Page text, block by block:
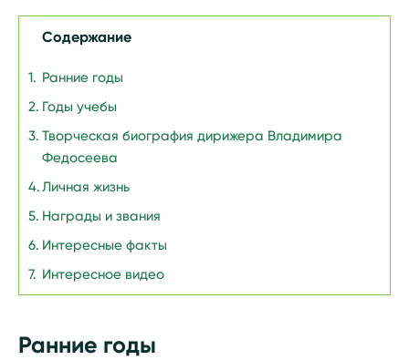
Содержание
Ранние годы
Годы учебы
Творческая биография дирижера Владимира
Федосеева
Личная жизнь
Награды и звания
Интересные факты
Интересное видео
Ранние годы